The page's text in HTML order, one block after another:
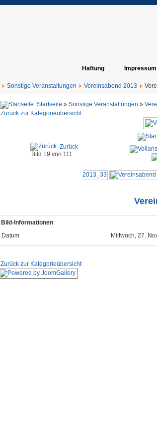
Haftung Impressum
Sonstige Veranstaltungen Vereinsabend 2013
Startseite » Sonstige Veranstaltungen »
Zurück zur Kategorieübersicht
Zurück
Bild 19 von 111
Bild-Informationen
Datum
Mittwoch, 27.
Zurück zur Kategorieübersicht